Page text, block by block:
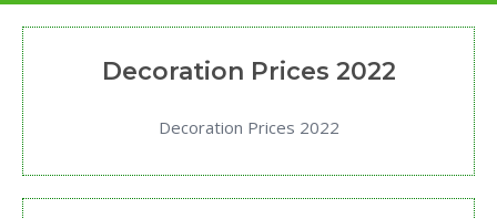
Decoration Prices 2022
Decoration Prices 2022